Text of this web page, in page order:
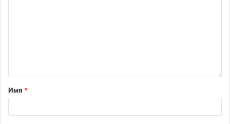
Имя *